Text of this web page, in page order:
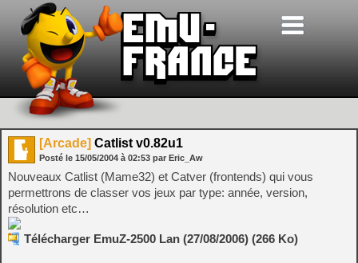
[Arcade] Catlist v0.82u1
Posté le 15/05/2004 à 02:53 par Eric_Aw
Nouveaux Catlist (Mame32) et Catver (frontends) qui vous
permettrons de classer vos jeux par type: année, version,
résolution etc…
Télécharger EmuZ-2500 Lan (27/08/2006) (266 Ko)